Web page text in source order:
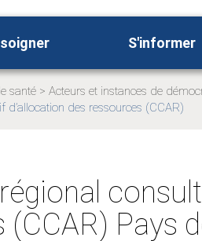
S'informer
santé
Page
Acteurs et instances de
d’allocation des ressources (CCAR)
Pays